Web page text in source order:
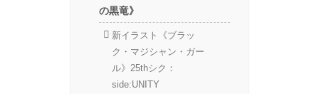
の黒竜》
新イラスト《ブラッ
ク・マジシャン・ガー
ル》25thシク：
side:UNITY